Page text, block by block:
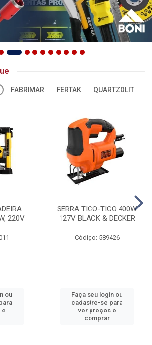
FABRIMAR FERTAK QUARTZOLIT
220V
ou
e
SERRA TICO-TICO 400W
127V BLACK & DECKER
Código: 589426
Faça seu login ou
cadastre-se para
ver preços e
comprar